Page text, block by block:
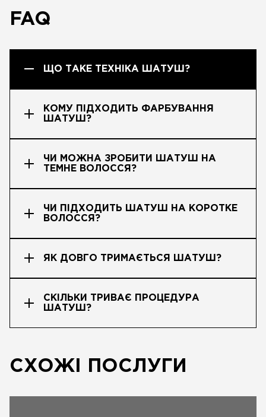
FAQ
ЩО ТАКЕ ТЕХНІКА ШАТУШ?
КОМУ ПІДХОДИТЬ ФАРБУВАННЯ
ШАТУШ?
ЧИ МОЖНА ЗРОБИТИ ШАТУШ НА
ТЕМНЕ ВОЛОССЯ?
ЧИ ПІДХОДИТЬ ШАТУШ НА КОРОТКЕ
ВОЛОССЯ?
ЯК ДОВГО ТРИМАЄТЬСЯ ШАТУШ?
СКІЛЬКИ ТРИВАЄ ПРОЦЕДУРА
ШАТУШ?
СХОЖІ ПОСЛУГИ